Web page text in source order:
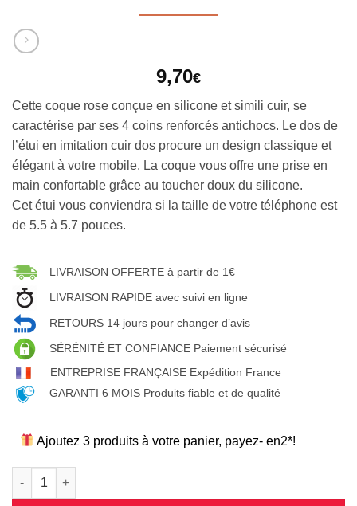
9,70€
Cette coque rose conçue en silicone et simili cuir, se
caractérise par ses 4 coins renforcés antichocs. Le dos de
l’étui en imitation cuir dos procure un design classique et
élégant à votre mobile. La coque vous offre une prise en
main confortable grâce au toucher doux du silicone.
Cet étui vous conviendra si la taille de votre téléphone est
de 5.5 à 5.7 pouces.
LIVRAISON OFFERTE à partir de 1€
LIVRAISON RAPIDE avec suivi en ligne
RETOURS 14 jours pour changer d’avis
SÉRÉNITÉ ET CONFIANCE Paiement sécurisé
ENTREPRISE FRANÇAISE Expédition France
GARANTI 6 MOIS Produits fiable et de qualité
Ajoutez 3 produits à votre panier, payez- en2*!
quantité de Coque universelle antichocs silicone/cuir rose